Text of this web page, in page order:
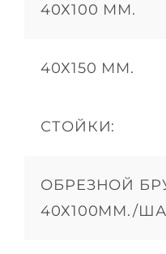
40Х100 ММ.
40Х150 ММ.
СТОЙКИ:
ОБРЕЗНОЙ
40Х100ММ./